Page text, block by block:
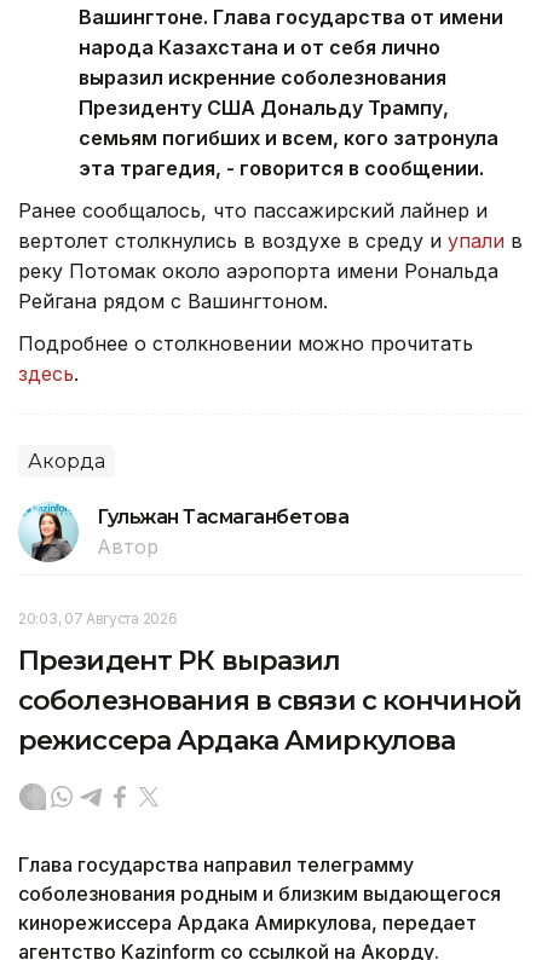
Вашингтоне. Глава государства от имени
народа Казахстана и от себя лично
выразил искренние соболезнования
Президенту США Дональду Трампу,
семьям погибших и всем, кого затронула
эта трагедия, - говорится в сообщении.
Ранее сообщалось, что пассажирский лайнер и
вертолет столкнулись в воздухе в среду и упали в
реку Потомак около аэропорта имени Рональда
Рейгана рядом с Вашингтоном.
Подробнее о столкновении можно прочитать
здесь.
Акорда
Гульжан Тасмаганбетова
Автор
20:03, 07 Августа 2026
Президент РК выразил
соболезнования в связи с кончиной
режиссера Ардака Амиркулова
Глава государства направил телеграмму
соболезнования родным и близким выдающегося
кинорежиссера Ардака Амиркулова, передает
агентство Kazinform со ссылкой на Акорду.